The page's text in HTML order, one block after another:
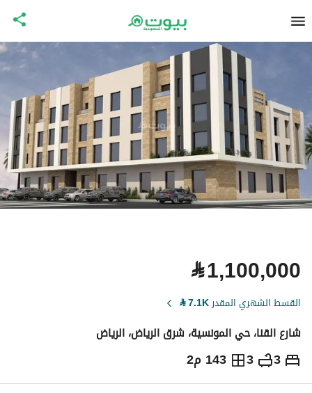
⃁1,100,000
القسط الشهري المقدر7.1K
⃁
شارع القنا، حي المونسية، شرق الرياض، الرياض
3
3 143 م2 ⃁
1,100,000